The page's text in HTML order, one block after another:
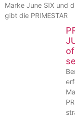
Marke June SIX und
gibt die PRIMESTAR